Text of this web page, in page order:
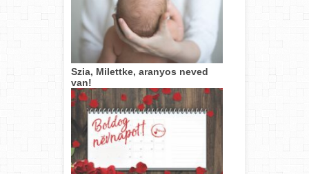
Szia, Milettke, aranyos neved
van!